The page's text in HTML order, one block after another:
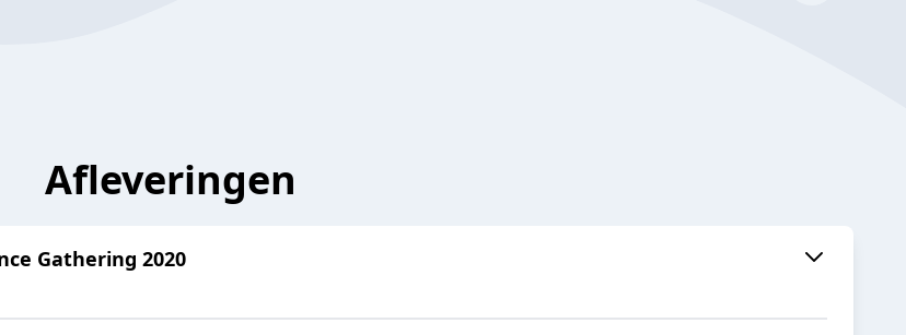
Afleveringen
Gathering 2020